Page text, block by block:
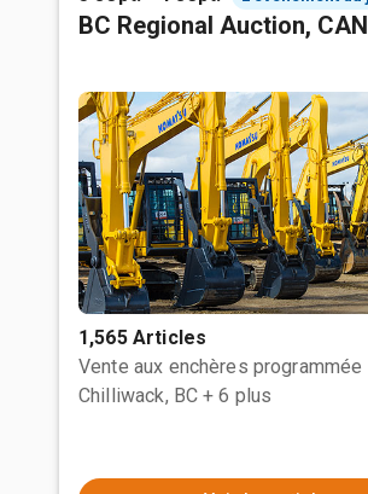
BC Regional Auction, CAN
1,565 Articles
Vente aux enchères programmée
Chilliwack, BC + 6 plus